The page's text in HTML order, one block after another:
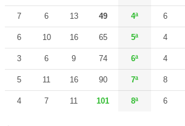
7 6 13 49 4ª 6
6 10 16 65 5ª 4
3 6 9 74 6ª 4
5 11 16 90 7ª 8
4 7 11 101 8ª 6